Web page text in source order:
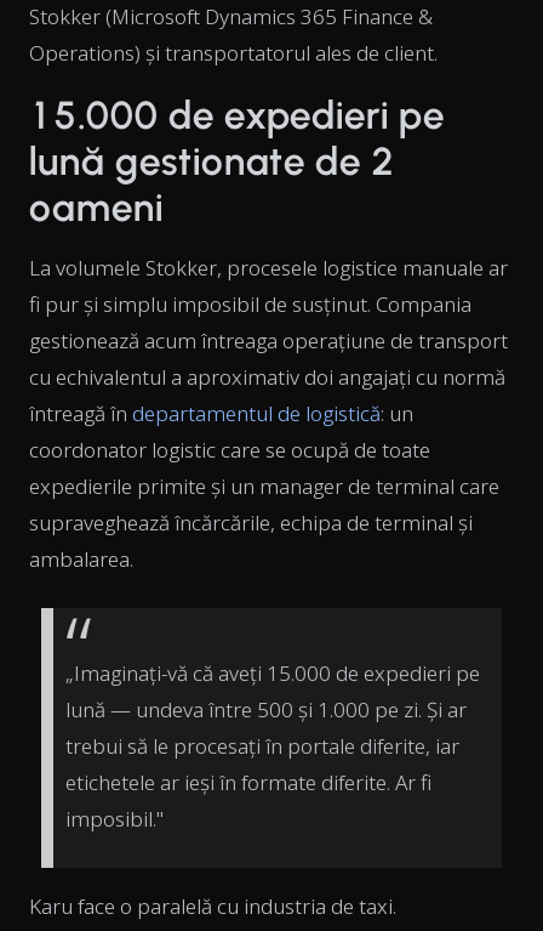
Stokker (Microsoft Dynamics 365 Finance &
Operations) și transportatorul ales de client.
15.000 de expedieri pe
lună gestionate de 2
oameni
La volumele Stokker, procesele logistice manuale ar
fi pur și simplu imposibil de susținut. Compania
gestionează acum întreaga operațiune de transport
cu echivalentul a aproximativ doi angajați cu normă
întreagă în departamentul de logistică: un
coordonator logistic care se ocupă de toate
expedierile primite și un manager de terminal care
supraveghează încărcările, echipa de terminal și
ambalarea.
„Imaginați-vă că aveți 15.000 de expedieri pe
lună — undeva între 500 și 1.000 pe zi. Și ar
trebui să le procesați în portale diferite, iar
etichetele ar ieși în formate diferite. Ar fi
imposibil."
Karu face o paralelă cu industria de taxi.